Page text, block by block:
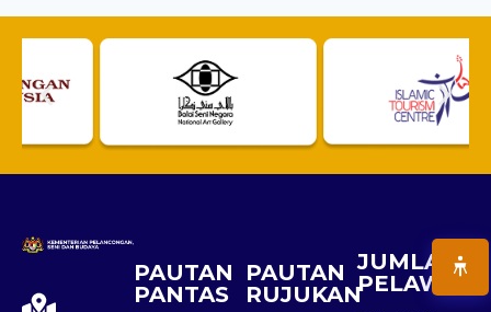
PAUTAN
PANTAS
PAUTAN
RUJUKAN
JUMLAH
PELAWAT